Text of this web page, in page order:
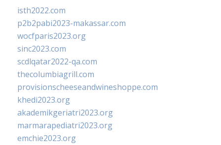
isth2022.com
p2b2pabi2023-makassar.com
wocfparis2023.org
sinc2023.com
scdlqatar2022-qa.com
thecolumbiagrill.com
provisionscheeseandwineshoppe.com
khedi2023.org
akademikgeriatri2023.org
marmarapediatri2023.org
emchie2023.org